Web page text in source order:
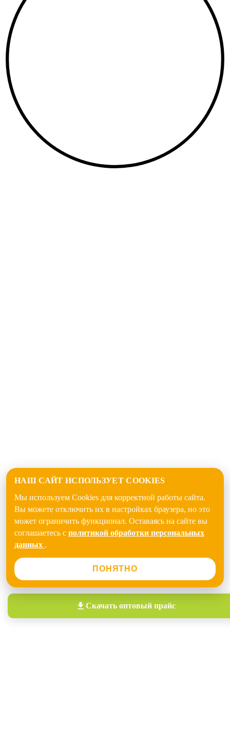
НАШ САЙТ ИСПОЛЬЗУЕТ COOKIES
Мы используем Cookies для корректной работы сайта.
Вы можете отключить их в настройках браузера, но это
может ограничить функционал. Оставаясь на сайте вы
соглашаетесь с политикой обработки персональных
данных .
ПОНЯТНО
Скачать оптовый прайс